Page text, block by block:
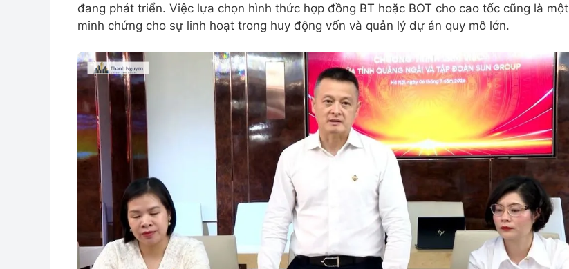
đang phát triển. Việc lựa chọn hình thức hợp đồng BT hoặc BOT cho cao tốc cũng là một
minh chứng cho sự linh hoạt trong huy động vốn và quản lý dự án quy mô lớn.